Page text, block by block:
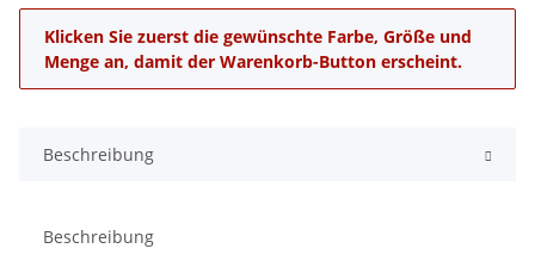
x
Klicken Sie zuerst die gewünschte Farbe, Größe und
Menge an, damit der Warenkorb-Button erscheint.
Beschreibung
Beschreibung